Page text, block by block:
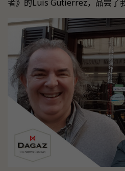
者》的Luis Gutierrez，品尝了